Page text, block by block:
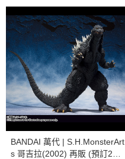
BANDAI 萬代 | S.H.MonsterArt
s 哥吉拉(2002) 再販 (預訂202